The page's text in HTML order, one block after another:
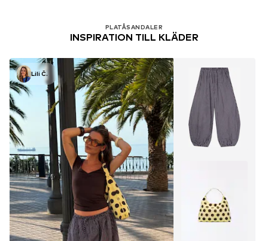
PLATÅSANDALER
INSPIRATION TILL KLÄDER
Lili Č.